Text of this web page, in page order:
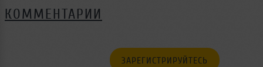
КОММЕНТАРИИ
ЗАРЕГИСТРИРУЙТЕСЬ